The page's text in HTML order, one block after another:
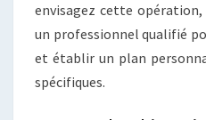
envisagez cette
un professionnel qualifié
et établir un plan
spécifiques.